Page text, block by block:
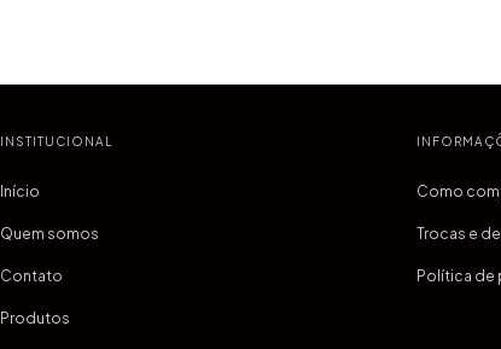
INSTITUCIONAL
Início
Quem somos
Contato
Produtos
Como
Trocas e
Política de